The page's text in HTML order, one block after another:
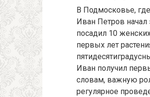
В Подмосковье,
Иван Петров начал
посадил 10
первых лет
Иван получил
словам, важную
регулярное